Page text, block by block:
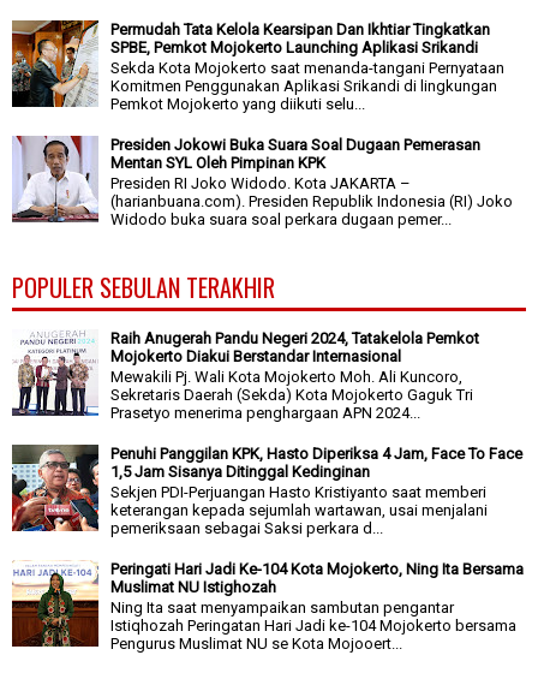
Permudah Tata Kelola Kearsipan Dan Ikhtiar Tingkatkan
SPBE, Pemkot Mojokerto Launching Aplikasi Srikandi
Sekda Kota Mojokerto saat menanda-tangani Pernyataan
Komitmen Penggunakan Aplikasi Srikandi di lingkungan
Pemkot Mojokerto yang diikuti selu...
Presiden Jokowi Buka Suara Soal Dugaan Pemerasan
Mentan SYL Oleh Pimpinan KPK
Presiden RI Joko Widodo. Kota JAKARTA –
(harianbuana.com). Presiden Republik Indonesia (RI) Joko
Widodo buka suara soal perkara dugaan pemer...
POPULER SEBULAN TERAKHIR
Raih Anugerah Pandu Negeri 2024, Tatakelola Pemkot
Mojokerto Diakui Berstandar Internasional
Mewakili Pj. Wali Kota Mojokerto Moh. Ali Kuncoro,
Sekretaris Daerah (Sekda) Kota Mojokerto Gaguk Tri
Prasetyo menerima penghargaan APN 2024...
Penuhi Panggilan KPK, Hasto Diperiksa 4 Jam, Face To Face
1,5 Jam Sisanya Ditinggal Kedinginan
Sekjen PDI-Perjuangan Hasto Kristiyanto saat memberi
keterangan kepada sejumlah wartawan, usai menjalani
pemeriksaan sebagai Saksi perkara d...
Peringati Hari Jadi Ke-104 Kota Mojokerto, Ning Ita Bersama
Muslimat NU Istighozah
Ning Ita saat menyampaikan sambutan pengantar
Istiqhozah Peringatan Hari Jadi ke-104 Mojokerto bersama
Pengurus Muslimat NU se Kota Mojooert...